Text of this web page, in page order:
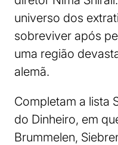
universo dos
sobreviver após
uma região
alemã.
Completam a lista
do Dinheiro, em
Brummelen,